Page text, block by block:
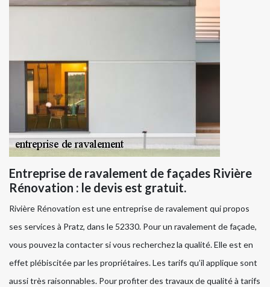
Entreprise de ravalement de façades Rivière
Rénovation : le devis est gratuit.
Rivière Rénovation est une entreprise de ravalement qui propos
ses services à Pratz, dans le 52330. Pour un ravalement de façade,
vous pouvez la contacter si vous recherchez la qualité. Elle est en
effet plébiscitée par les propriétaires. Les tarifs qu’il applique sont
aussi très raisonnables. Pour profiter des travaux de qualité à tarifs